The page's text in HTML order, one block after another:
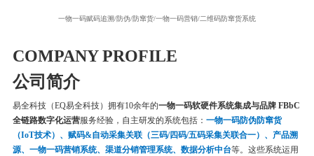
一物一码赋码追溯/防伪/防窜货/一物一码营销/二维码防窜货系统
COMPANY PROFILE
公司简介
易全科技（EQ易全科技）拥有10余年的一物一码软硬件系统集成与品牌 FBbC
全链路数字化运营服务经验，自主研发的系统包括： 一物一码防伪防窜货
（IoT技术）、赋码&自动采集关联（三码/四码/五码采集关联合一）、产品溯
源、一物一码营销系统、渠道分销管理系统、数据分析中台等。这些系统运用